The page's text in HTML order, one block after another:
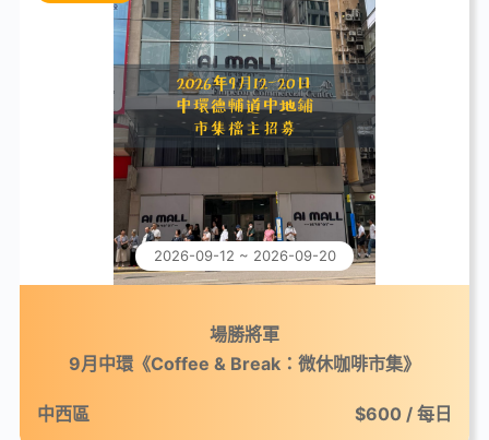
2026-09-12 ~ 2026-09-20
場勝將軍
9月中環《Coffee & Break：微休咖啡市集》
中西區 $600 / 每日